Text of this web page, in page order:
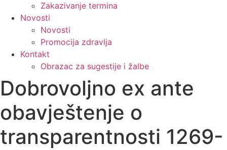
Zakazivanje termina
Novosti
Novosti
Promocija zdravlja
Kontakt
Obrazac za sugestije i žalbe
Dobrovoljno ex ante
obavještenje o
transparentnosti 1269-